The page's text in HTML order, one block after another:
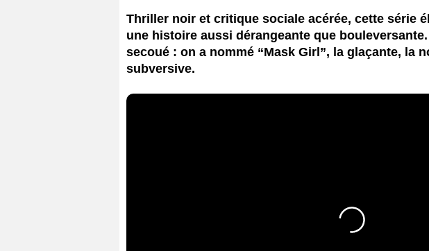
Thriller noir et critique sociale acérée, cette série
une histoire aussi dérangeante que
secoué : on a nommé “Mask Girl”, la glaçante, la
subversive.